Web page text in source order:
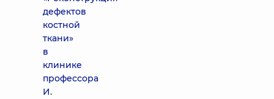
дефектов
костной
ткани»
в
клинике
профессора
И.